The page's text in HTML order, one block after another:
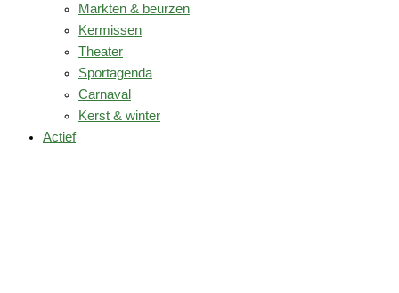
Markten & beurzen
Kermissen
Theater
Sportagenda
Carnaval
Kerst & winter
Actief